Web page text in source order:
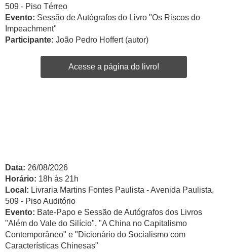
509 - Piso Térreo
Evento: Sessão de Autógrafos do Livro "Os Riscos do
Impeachment"
Participante: João Pedro Hoffert (autor)
Acesse a página do livro!
Data: 26/08/2026
Horário: 18h às 21h
Local: Livraria Martins Fontes Paulista - Avenida Paulista,
509 - Piso Auditório
Evento: Bate-Papo e Sessão de Autógrafos dos Livros
"Além do Vale do Silício", "A China no Capitalismo
Contemporâneo" e "Dicionário do Socialismo com
Características Chinesas"